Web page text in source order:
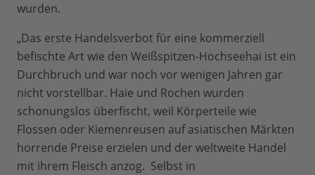
wurden.
„Das erste Handelsverbot für eine kommerziell
befischte Art wie den Weißspitzen-Hochseehai ist ein
Durchbruch und war noch vor wenigen Jahren gar
nicht vorstellbar. Haie und Rochen wurden
schonungslos überfischt, weil Körperteile wie
Flossen oder Kiemenreusen auf asiatischen Märkten
horrende Preise erzielen und der weltweite Handel
mit ihrem Fleisch anzog. Selbst in